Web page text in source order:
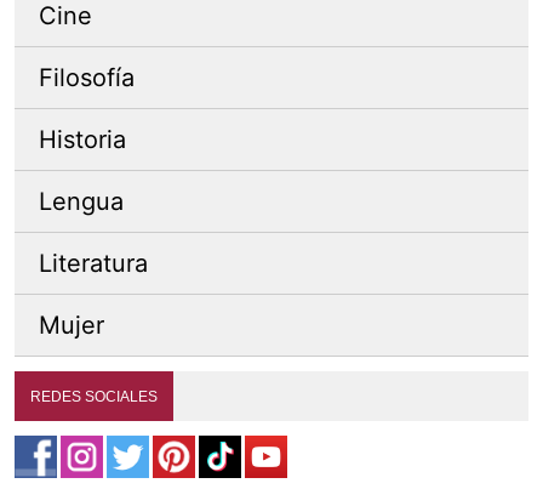
Cine
Filosofía
Historia
Lengua
Literatura
Mujer
REDES SOCIALES